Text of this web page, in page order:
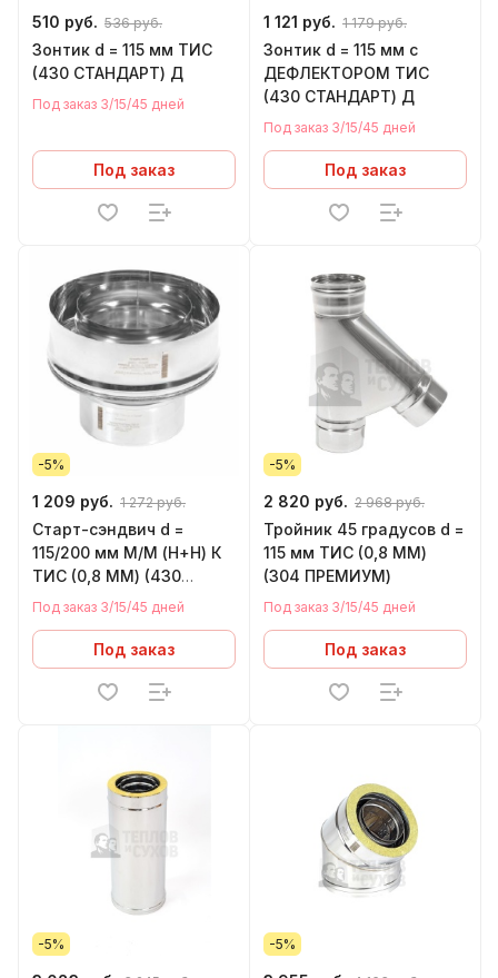
510 руб. 536 руб.
Зонтик d = 115 мм ТИС
(430 СТАНДАРТ) Д
Под заказ 3/15/45 дней
Под заказ
1 121 руб. 1 179 руб.
Зонтик d = 115 мм с
ДЕФЛЕКТОРОМ ТИС
(430 СТАНДАРТ) Д
Под заказ 3/15/45 дней
Под заказ
-5%
1 209 руб. 1 272 руб.
Старт-сэндвич d =
115/200 мм М/М (Н+Н) К
ТИС (0,8 ММ) (430
СТАНДАРТ) моно
конденсат
Под заказ 3/15/45 дней
Под заказ
-5%
2 820 руб. 2 968 руб.
Тройник 45 градусов d =
115 мм ТИС (0,8 ММ)
(304 ПРЕМИУМ)
Под заказ 3/15/45 дней
Под заказ
-5% -5%